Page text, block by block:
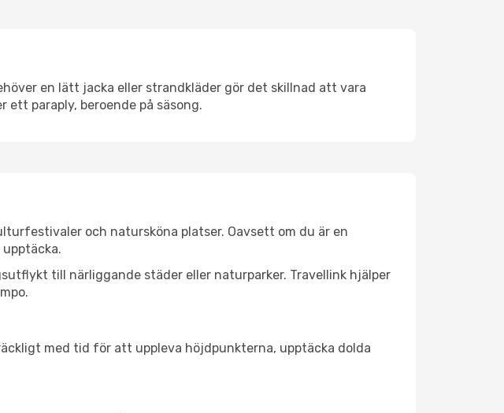
en lätt jacka eller strandkläder gör det skillnad att vara
ett paraply, beroende på säsong.
och natursköna platser. Oavsett om du är en
till närliggande städer eller naturparker. Travellink hjälper
med tid för att uppleva höjdpunkterna, upptäcka dolda